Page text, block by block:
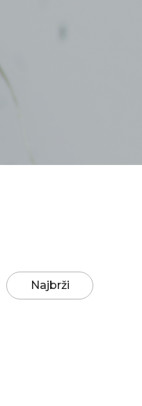
Najbrži